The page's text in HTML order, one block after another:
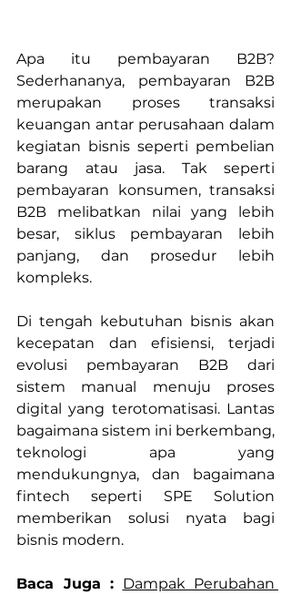
Apa itu pembayaran B2B?
Sederhananya, pembayaran B2B
merupakan proses transaksi
keuangan antar perusahaan dalam
kegiatan bisnis seperti pembelian
barang atau jasa. Tak seperti
pembayaran konsumen, transaksi
B2B melibatkan nilai yang lebih
besar, siklus pembayaran lebih
panjang, dan prosedur lebih
kompleks.
Di tengah kebutuhan bisnis akan
kecepatan dan efisiensi, terjadi
evolusi pembayaran B2B dari
sistem manual menuju proses
digital yang terotomatisasi. Lantas
bagaimana sistem ini berkembang,
teknologi apa yang
mendukungnya, dan bagaimana
fintech seperti SPE Solution
memberikan solusi nyata bagi
bisnis modern.
Baca Juga : Dampak Perubahan